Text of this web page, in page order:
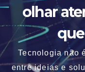
olhar
Tecnologia não
entre ideias e